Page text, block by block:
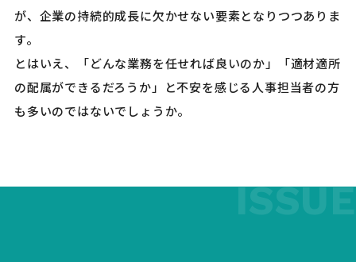
が、企業の持続的成長に欠かせない要素となりつつありま
す。
とはいえ、「どんな業務を任せれば良いのか」「適材適所
の配属ができるだろうか」と不安を感じる人事担当者の方
も多いのではないでしょうか。